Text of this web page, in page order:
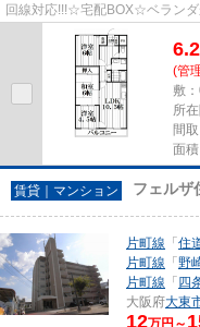
回線対応!!!☆宅配BOX☆ベランダ
6.2
(管
敷
所
間
面
賃貸｜マンション フェルザ
片町線 「 住
片町線 「 野
片町線 「 四
大阪府大東
12万円～